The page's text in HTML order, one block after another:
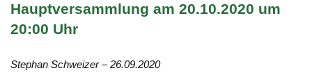
Hauptversammlung am 20.10.2020 um
20:00 Uhr
Stephan Schweizer – 26.09.2020